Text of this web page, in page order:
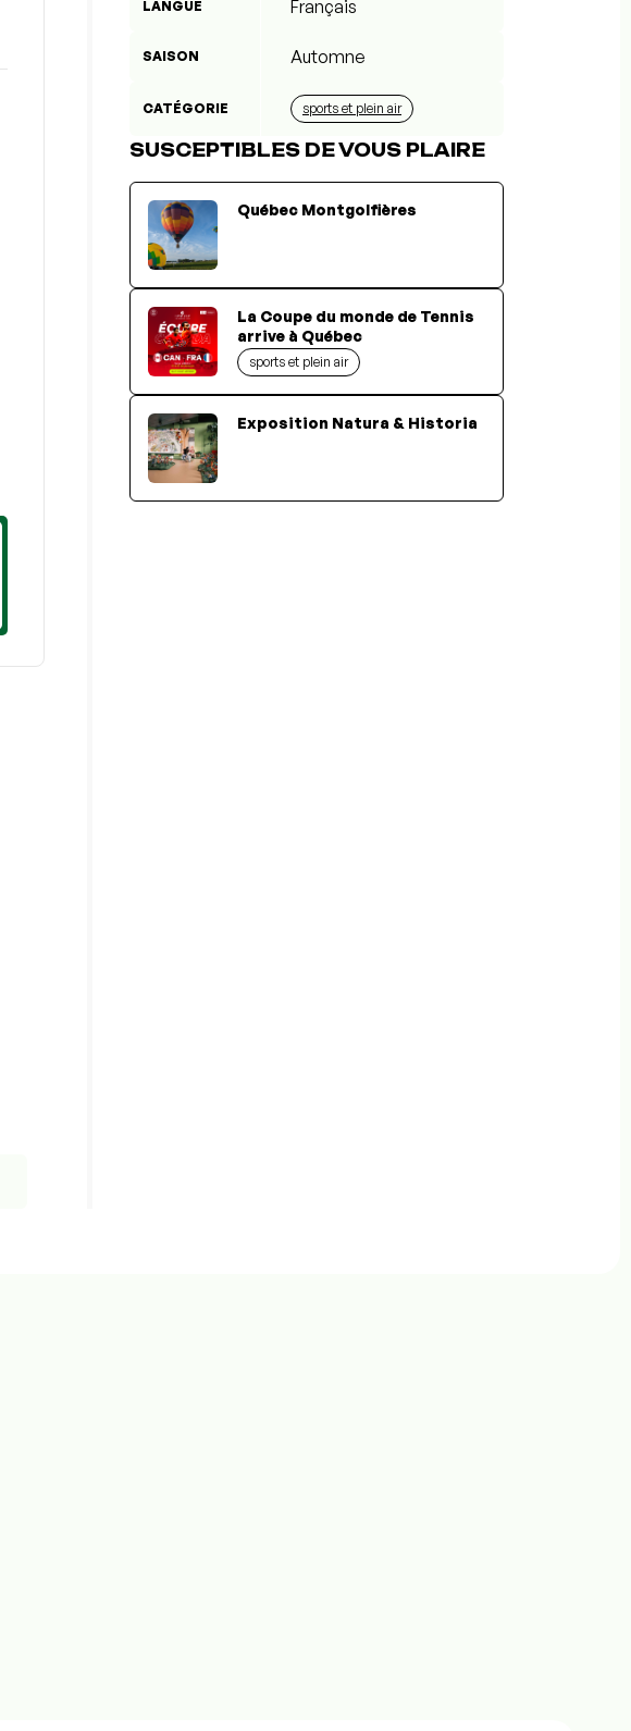
LANGUE Français
SAISON Automne
CATÉGORIE sports et plein air
SUSCEPTIBLES DE VOUS PLAIRE
Québec Montgolfières
La Coupe du monde de Tennis
arrive à Québec
sports et plein air
Exposition Natura & Historia